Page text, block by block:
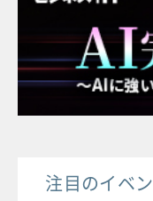
注目のイベ